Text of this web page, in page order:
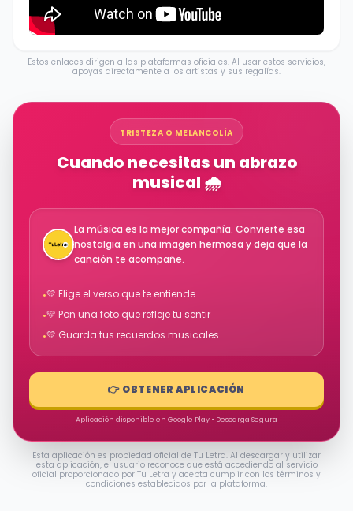
Estos enlaces dirigen a las plataformas oficiales. Al usar estos servicios,
apoyas directamente a los artistas y sus regalías.
TRISTEZA O MELANCOLÍA
Cuando necesitas un abrazo
musical 🌧️
La música es la mejor compañía. Convierte esa
nostalgia en una imagen hermosa y deja que la
canción te acompañe.
•💛 Elige el verso que te entiende
•💛 Pon una foto que refleje tu sentir
•💛 Guarda tus recuerdos musicales
👉 OBTENER APLICACIÓN
Aplicación disponible en Google Play • Descarga Segura
Esta aplicación es propiedad oficial de Tu Letra. Al descargar y utilizar
esta aplicación, el usuario reconoce que está accediendo al servicio
oficial proporcionado por Tu Letra y acepta cumplir con los términos y
condiciones establecidos por la plataforma.